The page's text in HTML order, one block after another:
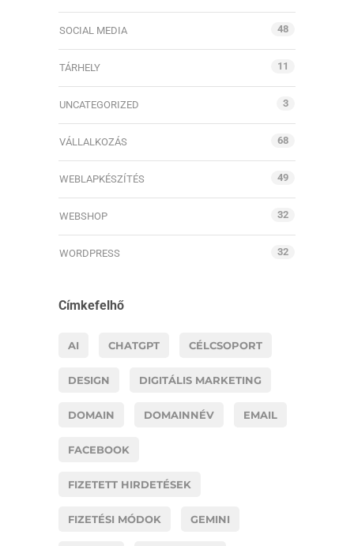
SOCIAL MEDIA 48
TÁRHELY 11
UNCATEGORIZED 3
VÁLLALKOZÁS 68
WEBLAPKÉSZÍTÉS 49
WEBSHOP 32
WORDPRESS 32
Címkefelhő
AI CHATGPT CÉLCSOPORT
DESIGN DIGITÁLIS MARKETING
DOMAIN DOMAINNÉV EMAIL
FACEBOOK
FIZETETT HIRDETÉSEK
FIZETÉSI MÓDOK GEMINI